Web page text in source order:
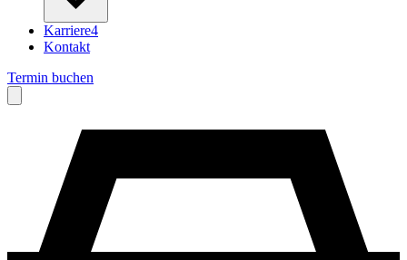
Karriere4
Kontakt
Termin buchen